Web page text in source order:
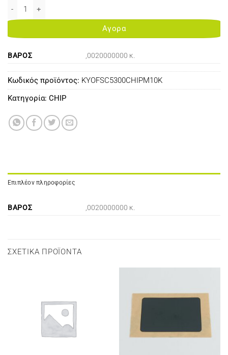
KYOSERA FSC5300/5350/TK560 CHIP MAGENTA 10K ποσότητα
Αγορα
ΒΆΡΟΣ ,0020000000 κ.
Κωδικός προϊόντος: KYOFSC5300CHIPM10K
Κατηγορία: CHIP
Επιπλέον πληροφορίες
ΒΆΡΟΣ ,0020000000 κ.
ΣΧΕΤΙΚΆ ΠΡΟΪΌΝΤΑ